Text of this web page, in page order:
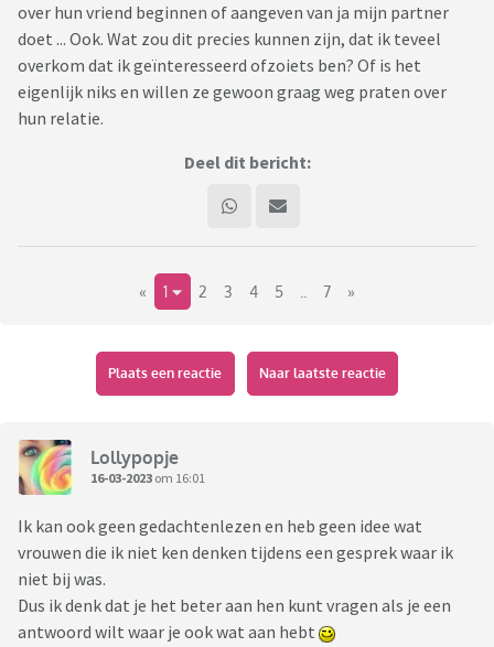
over hun vriend beginnen of aangeven van ja mijn partner
doet ... Ook. Wat zou dit precies kunnen zijn, dat ik teveel
overkom dat ik geïnteresseerd ofzoiets ben? Of is het
eigenlijk niks en willen ze gewoon graag weg praten over
hun relatie.
Deel dit bericht:
« 1 2 3 4 5 7 »
Plaats een reactie Naar laatste reactie
Lollypopje
16-03-2023 om 16:01
Ik kan ook geen gedachtenlezen en heb geen idee wat
vrouwen die ik niet ken denken tijdens een gesprek waar ik
niet bij was.
Dus ik denk dat je het beter aan hen kunt vragen als je een
antwoord wilt waar je ook wat aan hebt